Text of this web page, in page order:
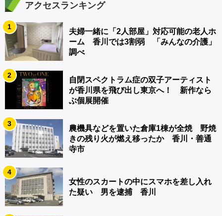
アクセスランキング
1
夫婦一緒に「2人部屋」対応可能の老人ホ
ーム 香川では3割弱 「みんなの介護」
調べ
2
自閉スペクトラム症の双子アーティスト
が香川県を飛び出し東京へ！ 新作なら
ぶ個展開催
3
農機具などを置いた倉庫1棟が全焼 野焼
きの残り火が燃え移ったか 香川・善通
寺市
4
女性のスカートの中にスマホを差し入れ
た疑い 男を逮捕 香川